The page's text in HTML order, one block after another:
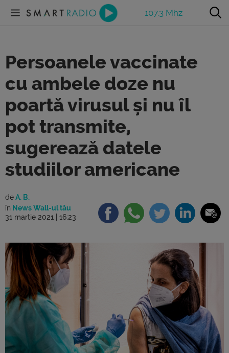
107.3 Mhz
Persoanele vaccinate
cu ambele doze nu
poartă virusul și nu îl
pot transmite,
sugerează datele
studiilor americane
deA. B.
în News Wall-ul tău
31 martie 2021 | 16:23